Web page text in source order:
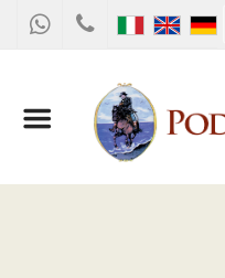
WhatsApp
9867955